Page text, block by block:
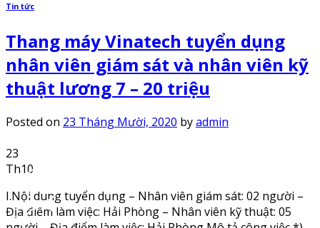
Tin tức
Thang máy Vinatech tuyển dụng
nhân viên giám sát và nhân viên kỹ
thuật lương 7 – 20 triệu
Posted on 23 Tháng Mười, 2020 byadmin
23
Th10
I.Nội dung tuyển dụng – Nhân viên giám sát: 02 người –
Địa điểm làm việc: Hải Phòng – Nhân viên kỹ thuật: 05